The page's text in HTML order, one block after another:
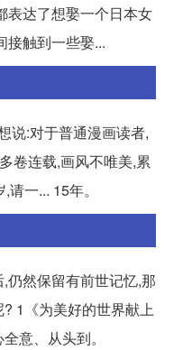
表达了想娶一个日本女
接触到一些娶...
说:对于普通漫画读者,
卷连载,画风不唯美,累
一... 15年。
仍然保留有前世记忆,那
1《为美好的世界献上
意、从头到。